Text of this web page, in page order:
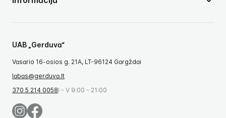
UAB „Gerduva“
Vasario 16-osios g. 21A, LT-96124 Gargždai
labas@gerduva.lt
370 5 214 0058I - V 9:00 - 21:00